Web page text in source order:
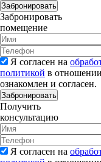
Забронировать
Забронировать
помещение
Я согласен на
политикой в
ознакомлен и согласен.
Забронировать
Получить
консультацию
Я согласен на